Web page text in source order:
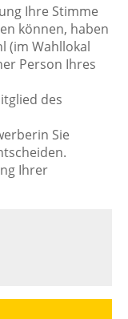
Ihre Stimme
können, haben
(im Wahllokal
Person Ihres
des
Sie
Ihrer